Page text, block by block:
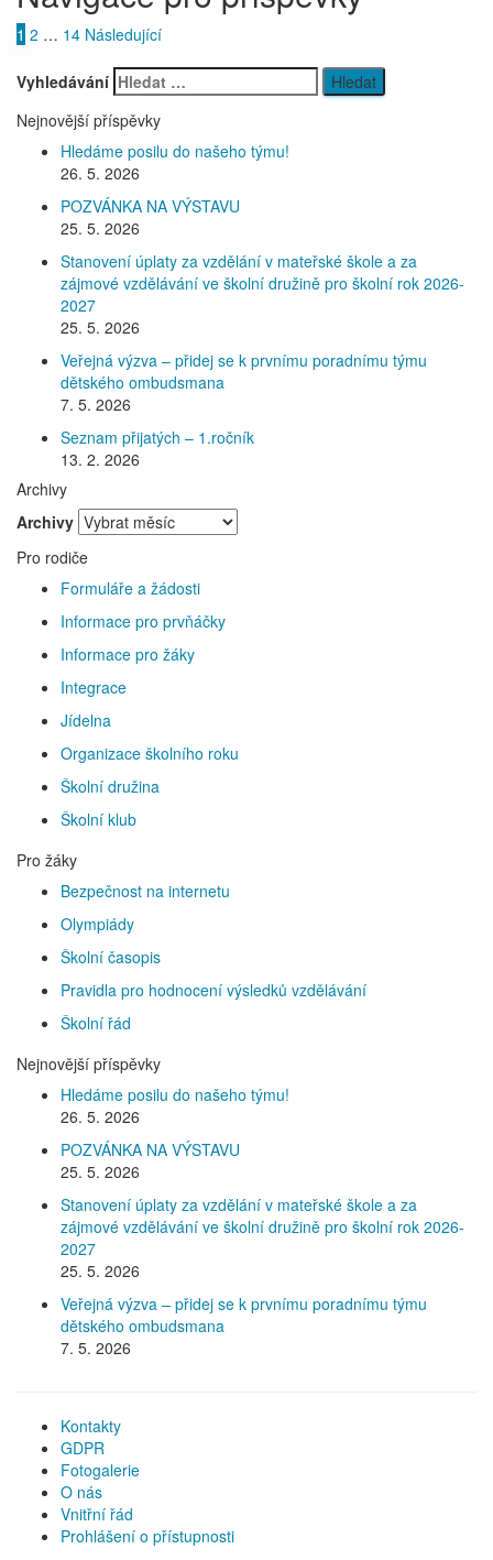
1 2 … 14 Následující
Vyhledávání
Nejnovější příspěvky
Hledáme posilu do našeho týmu!
26. 5. 2026
POZVÁNKA NA VÝSTAVU
25. 5. 2026
Stanovení úplaty za vzdělání v mateřské škole a za
zájmové vzdělávání ve školní družině pro školní rok 2026-
2027
25. 5. 2026
Veřejná výzva – přidej se k prvnímu poradnímu týmu
dětského ombudsmana
7. 5. 2026
Seznam přijatých – 1.ročník
13. 2. 2026
Archivy
Archivy
Pro rodiče
Formuláře a žádosti
Informace pro prvňáčky
Informace pro žáky
Integrace
Jídelna
Organizace školního roku
Školní družina
Školní klub
Pro žáky
Bezpečnost na internetu
Olympiády
Školní časopis
Pravidla pro hodnocení výsledků vzdělávání
Školní řád
Nejnovější příspěvky
Hledáme posilu do našeho týmu!
26. 5. 2026
POZVÁNKA NA VÝSTAVU
25. 5. 2026
Stanovení úplaty za vzdělání v mateřské škole a za
zájmové vzdělávání ve školní družině pro školní rok 2026-
2027
25. 5. 2026
Veřejná výzva – přidej se k prvnímu poradnímu týmu
dětského ombudsmana
7. 5. 2026
Kontakty
GDPR
Fotogalerie
O nás
Vnitřní řád
Prohlášení o přístupnosti